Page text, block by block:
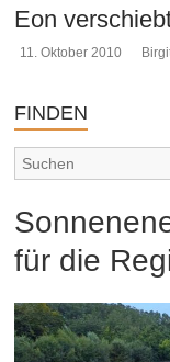
Eon
11. Oktober 2010
FINDEN
für die